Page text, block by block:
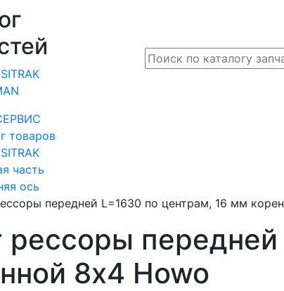
товаров
часть
ось
передней L=1630 по центрам, 16 мм
рессоры
8х4 Howo